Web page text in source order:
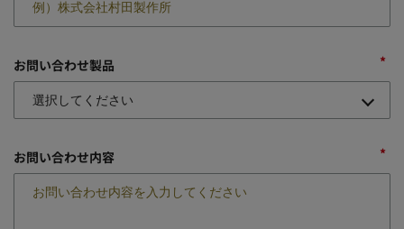
*
お問い合わせ製品
*
お問い合わせ内容